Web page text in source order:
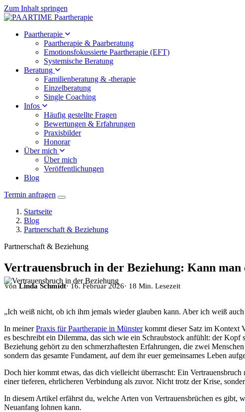
Zum Inhalt springen
Paartherapie
Paartherapie & Paarberatung
Emotionsfokussierte Paartherapie (EFT)
Systemische Beratung
Beratung
Familienberatung & -therapie
Einzelberatung
Single Coaching
Infos
Häufig gestellte Fragen
Bewertungen & Erfahrungen
Praxisbilder
Honorar
Über mich
Über mich
Veröffentlichungen
Blog
Termin anfragen
Startseite
Blog
Partnerschaft & Beziehung
Partnerschaft & Beziehung
Vertrauensbruch in der Beziehung: Kann man
vonLinda Schmidt· 16. Februar 2026· 18 Min. Lesezeit
„Ich weiß nicht, ob ich ihm jemals wieder glauben kann. Aber ich weiß
In meinerPraxis für Paartherapie in Münsterkommt dieser Satz im Kontext
es beschreibt ein Dilemma, das sich wie ein Schraubstock anfühlt: der Kopf
Beziehung gehört zu den schmerzhaftesten Erfahrungen, die zwei
sondern das gesamte Fundament, auf dem ihr euer gemeinsames Leben
Doch hier kommt etwas, das dich vielleicht überrascht: Ein
einer tieferen, ehrlicheren Verbindung als zuvor. Nicht trotz der Krise,
In diesem Artikel erfährst du, welche Arten von Vertrauensbrüchen es gibt,
Neuanfang lohnen kann.